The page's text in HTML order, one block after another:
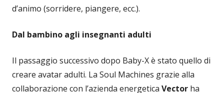
d’animo (sorridere, piangere, ecc.).
Dal bambino agli insegnanti adulti
Il passaggio successivo dopo Baby-X è stato quello di
creare avatar adulti. La Soul Machines grazie alla
collaborazione con l’azienda energetica Vector ha